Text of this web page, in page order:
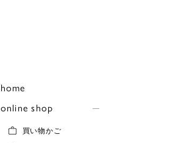
home
online shop
買い物かご